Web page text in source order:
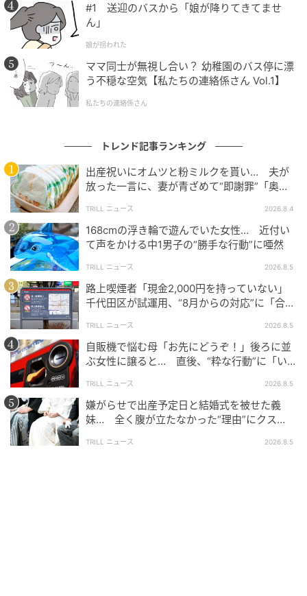
また寄せられたコメントには、多くのファンからの涙
のメッセージが並びました。
「久しぶりのスリーショットが見られて朝から涙が止
まりません。警備員さんの撫で方が本当に優しくて、
ケンちゃんが今もそこに生きている気がします」
ど本物そっくり。ケンちゃんの視線が大好きな警備員
さんに向けられているようで胸が熱くなります」
「天国のケンちゃんも、きっとお空の上で『また会え
て嬉しいニャ』って喜んでいると思います。本当に最
強のトリオですね」
かつてはガラス扉に阻まれていたケンちゃんが、つい
に念願の館内へと迎え入れられた今回の出来事。ケン
ちゃんとゴッちゃんは久しぶりの尾道市立美術館で、
警備員さんのぬくもりを思い出しているかもしれませ
んね。
#1 送迎のバスから「娘が降りてきてませ
ん」
娘が拐われた
ママ同士が無視し合い？ 幼稚園のバス停に漂
う不穏な空気【私たちの連絡係さん Vol.1】
私たちの連絡係さん
トレンド記事ランキング
出産祝いにオムツと粉ミルクを貰い… 夫が
放った一言に、妻が青ざめて“即謝罪”「奥様
TRILL ニュース 2026.8.4
168cmの浮き輪で遊んでいた女性… 近付い
て声をかける中1男子の“勝手な行動”に唖然
TRILL ニュース 2026.8.5
路上喫煙者「現金2,000円を持っていない」
千代田区が試運用、“8月からの対応”に「合理
TRILL ニュース 2026.8.5
自販機で悩む母「お先にどうぞ！」後ろに並
ぶ女性に譲ると… 直後、“粋な行動”に「い
TRILL ニュース 2026.8.5
嫌がらせで出産予定日と結婚式を被せた義
妹… 全く腹が立たなかった“理由”にクス
TRILL ニュース 2026.8.5